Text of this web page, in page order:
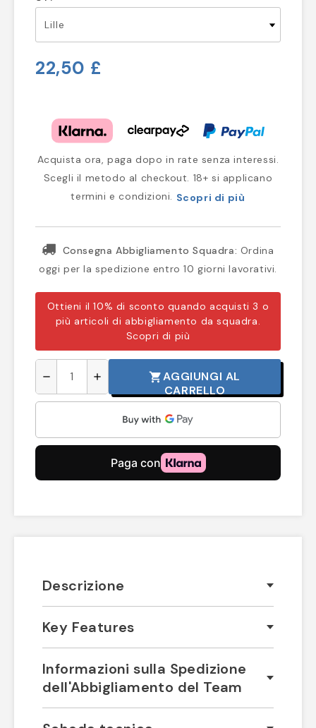
22,50 £
Acquista ora, paga dopo in rate senza interessi.
Scegli il metodo al checkout. 18+ si applicano
termini e condizioni. Scopri di più
Consegna Abbigliamento Squadra: Ordina
oggi per la spedizione entro 10 giorni lavorativi.
Ottieni il 10% di sconto quando acquisti 3 o
più articoli di abbigliamento da squadra.
Scopri di più
remove add shopping_cartAGGIUNGI AL
CARRELLO
Descrizione
Key Features
Informazioni sulla Spedizione
dell'Abbigliamento del Team